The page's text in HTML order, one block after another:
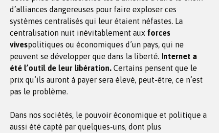
d’alliances dangereuses pour faire exploser ces
systèmes centralisés qui leur étaient néfastes. La
centralisation nuit inévitablement aux forces
vivespolitiques ou économiques d’un pays, qui ne
peuvent se développer que dans la liberté. Internet a
été l’outil de leur libération. Certains pensent que le
prix qu’ils auront à payer sera élevé, peut-être, ce n’est
pas le problème.
Dans nos sociétés, le pouvoir économique et politique a
aussi été capté par quelques-uns, dont plus